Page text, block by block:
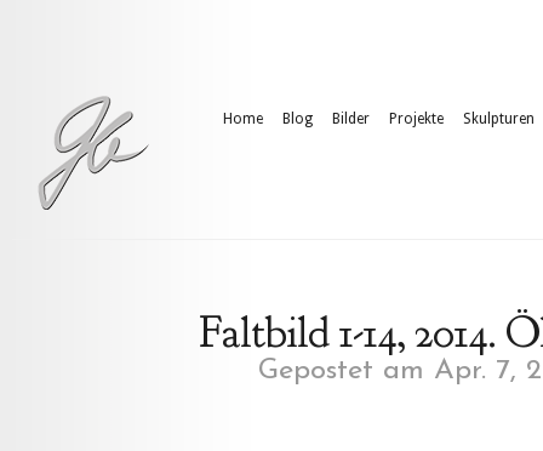
Home Blog Bilder Projekte Skulpturen
Faltbild 1-14, 2014.
Gepostet am Apr. 7,